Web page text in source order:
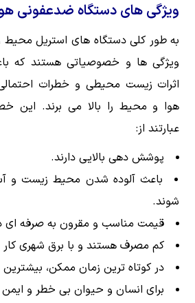
ویژگی های دستگاه ضدعفونی
به طور کلی دستگاه های استریل محیط
ویژگی ها و خصوصیاتی هستند که
اثرات زیست محیطی و خطرات
هوا و محیط را بالا می برند. این
عبارتند از:
پوشش دهی بالایی دارند.
باعث آلوده شدن محیط زیست و
شوند.
قیمت مناسب و مقرون به صرفه ای
کم مصرف هستند و با برق شهری کار
در کوتاه ترین زمان ممکن، بیشترین
برای انسان و حیوان بی خطر و